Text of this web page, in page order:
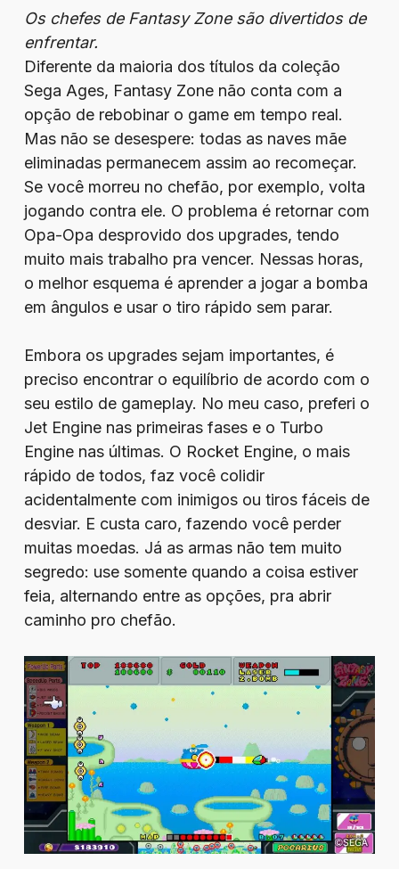
Os chefes de Fantasy Zone são divertidos de
enfrentar.
Diferente da maioria dos títulos da coleção
Sega Ages, Fantasy Zone não conta com a
opção de rebobinar o game em tempo real.
Mas não se desespere: todas as naves mãe
eliminadas permanecem assim ao recomeçar.
Se você morreu no chefão, por exemplo, volta
jogando contra ele. O problema é retornar com
Opa-Opa desprovido dos upgrades, tendo
muito mais trabalho pra vencer. Nessas horas,
o melhor esquema é aprender a jogar a bomba
em ângulos e usar o tiro rápido sem parar.
Embora os upgrades sejam importantes, é
preciso encontrar o equilíbrio de acordo com o
seu estilo de gameplay. No meu caso, preferi o
Jet Engine nas primeiras fases e o Turbo
Engine nas últimas. O Rocket Engine, o mais
rápido de todos, faz você colidir
acidentalmente com inimigos ou tiros fáceis de
desviar. E custa caro, fazendo você perder
muitas moedas. Já as armas não tem muito
segredo: use somente quando a coisa estiver
feia, alternando entre as opções, pra abrir
caminho pro chefão.